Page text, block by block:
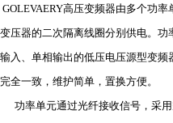
GOLEVAERY高压变频器由多个功
变压器的二次隔离线圈分别供电。
输入、单相输出的低压电压源型变
完全一致，维护简单，置换方便。
功率单元通过光纤接收信号，采